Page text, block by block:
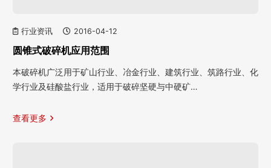
行业资讯 2016-04-12
圆锥式破碎机应用范围
本破碎机广泛用于矿山行业、冶金行业、建筑行业、筑路行业、化
学行业及硅酸盐行业，适用于破碎坚硬与中硬矿…
查看更多